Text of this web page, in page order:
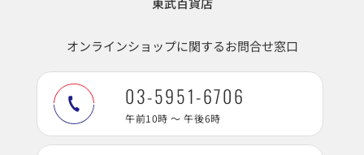
オンラインショップに関するお問合せ窓口
03-5951-6706
午前10時 ～ 午後6時